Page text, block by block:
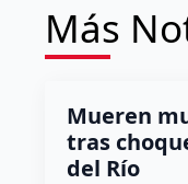
Más
Mueren
tras
del Río